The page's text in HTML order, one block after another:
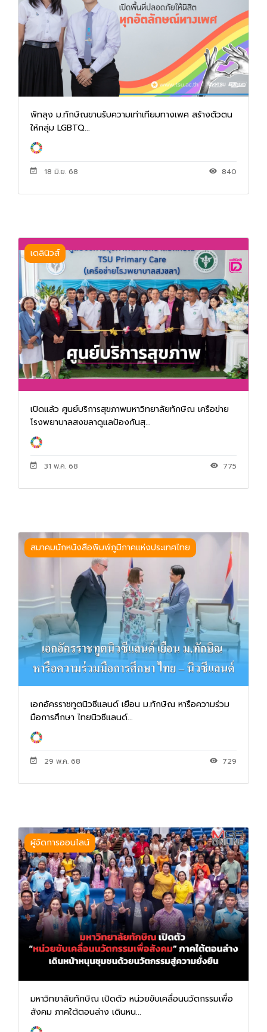
พัทลุง ม.ทักษิณขานรับความเท่าเทียมทางเพศ สร้างตัวตน
ให้กลุ่ม LGBTQ...
18 มิ.ย. 68 840
เดลินิวส์
เปิดแล้ว ศูนย์บริการสุขภาพมหาวิทยาลัยทักษิณ เครือข่าย
โรงพยาบาลสงขลาดูแลป้องกันสุ...
31 พ.ค. 68 775
สมาคมนักหนังสือพิมพ์ภูมิภาคแห่งประเทศไทย
เอกอัครราชทูตนิวซีแลนด์ เยือน ม.ทักษิณ หารือความร่วม
มือการศึกษา ไทยนิวซีแลนด์...
29 พ.ค. 68 729
ผู้จัดการออนไลน์
มหาวิทยาลัยทักษิณ เปิดตัว หน่วยขับเคลื่อนนวัตกรรมเพื่อ
สังคม ภาคใต้ตอนล่าง เดินหน...